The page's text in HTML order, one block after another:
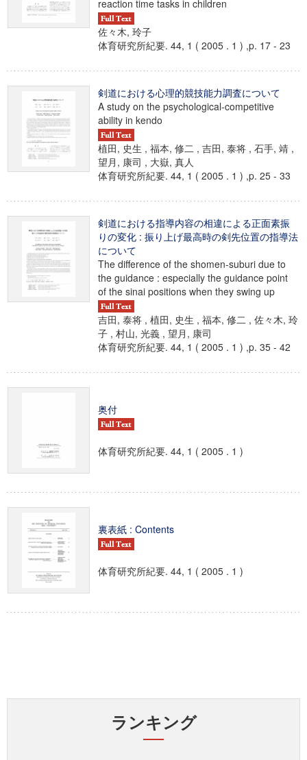
reaction time tasks in children
佐々木, 玲子
体育研究所紀要. 44, 1 ( 2005 . 1 ) ,p. 17 - 23
剣道における心理的競技能力調査について
A study on the psychological-competitive
ability in kendo
植田, 史生 , 福本, 修二 , 吉田, 泰将 , 石手, 靖 ,
望月, 康司 , 大嶽, 真人
体育研究所紀要. 44, 1 ( 2005 . 1 ) ,p. 25 - 33
剣道における指導内容の相違による正面素振
りの変化 : 振り上げ最高時の剣先位置の指導法
について
The difference of the shomen-suburi due to
the guidance : especially the guidance point
of the sinai positions when they swing up
吉田, 泰将 , 植田, 史生 , 福本, 修二 , 佐々木, 玲
子 , 村山, 光義 , 望月, 康司
体育研究所紀要. 44, 1 ( 2005 . 1 ) ,p. 35 - 42
奥付
体育研究所紀要. 44, 1 ( 2005 . 1 )
裏表紙 : Contents
体育研究所紀要. 44, 1 ( 2005 . 1 )
ランキング